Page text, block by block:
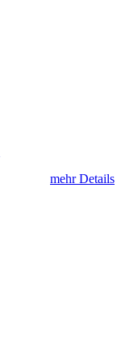
mehr Details